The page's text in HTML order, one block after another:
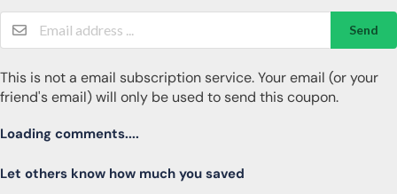
Send
This is not a email subscription service. Your email (or your
friend's email) will only be used to send this coupon.
Loading comments....
Let others know how much you saved